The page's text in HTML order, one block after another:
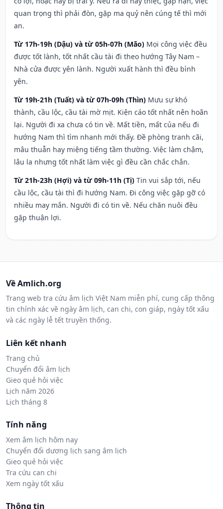
quan trọng thì phải đòn, gặp ma quỷ nên cúng tế thì mới
an.
Từ 17h-19h (Dậu) và từ 05h-07h (Mão) Mọi công việc đều
được tốt lành, tốt nhất cầu tài đi theo hướng Tây Nam –
Nhà cửa được yên lành. Người xuất hành thì đều bình
yên.
Từ 19h-21h (Tuất) và từ 07h-09h (Thìn) Mưu sự khó
thành, cầu lộc, cầu tài mờ mịt. Kiện cáo tốt nhất nên hoãn
lại. Người đi xa chưa có tin về. Mất tiền, mất của nếu đi
hướng Nam thì tìm nhanh mới thấy. Đề phòng tranh cãi,
mâu thuẫn hay miệng tiếng tầm thường. Việc làm chậm,
lâu la nhưng tốt nhất làm việc gì đều cần chắc chắn.
Từ 21h-23h (Hợi) và từ 09h-11h (Tị) Tin vui sắp tới, nếu
cầu lộc, cầu tài thì đi hướng Nam. Đi công việc gặp gỡ có
nhiều may mắn. Người đi có tin về. Nếu chăn nuôi đều
gặp thuận lợi.
Về Amlich.org
Trang web tra cứu âm lịch Việt Nam miễn phí, cung cấp thông
tin chính xác về ngày âm lịch, can chi, con giáp, ngày tốt xấu
và các ngày lễ tết truyền thống.
Liên kết nhanh
Trang chủ
Chuyển đổi âm lịch
Gieo quẻ hỏi việc
Lịch năm 2026
Lịch tháng 8
Tính năng
Xem âm lịch hôm nay
Chuyển đổi dương lịch sang âm lịch
Gieo quẻ hỏi việc
Tra cứu can chi
Xem ngày tốt xấu
Thông tin